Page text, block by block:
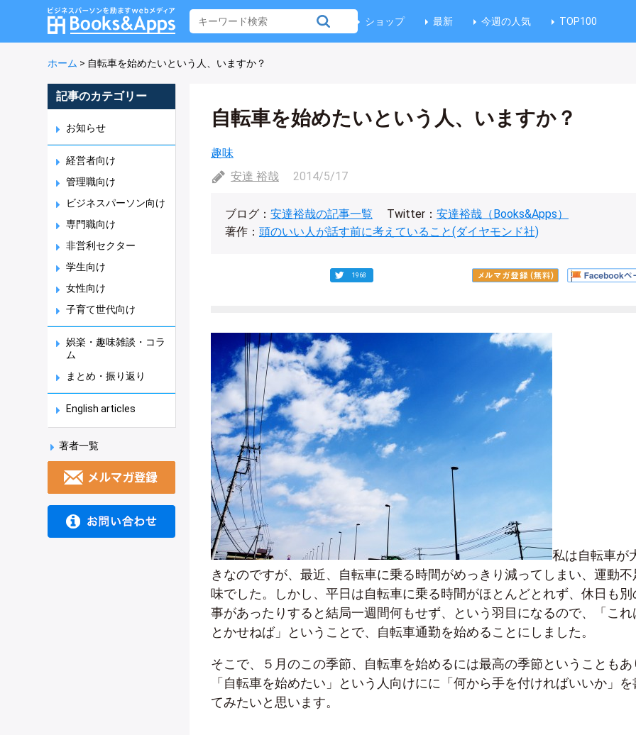
ショップ 最新 今週の人気 TOP100
ホーム > 自転車を始めたいという人、いますか？
記事のカテゴリー
お知らせ
経営者向け
管理職向け
ビジネスパーソン向け
専門職向け
非営利セクター
学生向け
女性向け
子育て世代向け
娯楽・趣味雑談・コラ
ム
まとめ・振り返り
English articles
著者一覧
自転車を始めたいという人、いますか？
趣味
安達 裕哉
2014/5/17
ブログ： 安達裕哉の記事一覧 Twitter： 安達裕哉（Books&Apps）
著作： 頭のいい人が話す前に考えていること(ダイヤモンド社)
1968
私は自転車が
きなのですが、最近、自転車に乗る時間がめっきり減ってしまい、運動不
味でした。しかし、平日は自転車に乗る時間がほとんどとれず、休日も別
事があったりすると結局一週間何もせず、という羽目になるので、「これ
とかせねば」ということで、自転車通勤を始めることにしました。
そこで、５月のこの季節、自転車を始めるには最高の季節ということもあ
「自転車を始めたい」という人向けにに「何から手を付ければいいか」を
てみたいと思います。